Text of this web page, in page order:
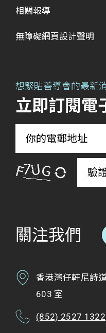
相關報導
無障礙網頁設計聲明
想緊貼善導會的最新
立即訂閱電
關注我們
香港灣仔軒尼詩
603 室
(852) 2527 1322